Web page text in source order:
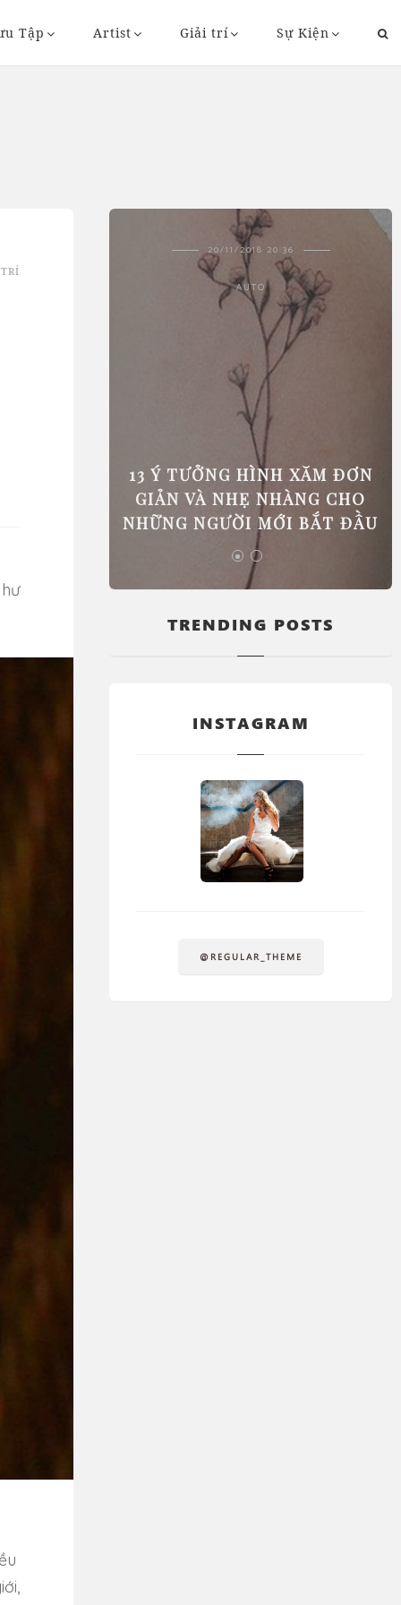
Tập Artist Giải trí Sự Kiện
20/11/2018 20:36
AUTO
13 Ý TƯỞNG HÌNH XĂM ĐƠN
GIẢN VÀ NHẸ NHÀNG CHO
NHỮNG NGƯỜI MỚI BẮT ĐẦU
TRENDING POSTS
INSTAGRAM
@REGULAR_THEME